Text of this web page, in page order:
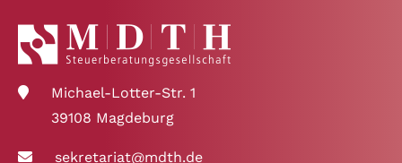
Michael-Lotter-Str. 1
39108 Magdeburg
sekretariat@mdth.de